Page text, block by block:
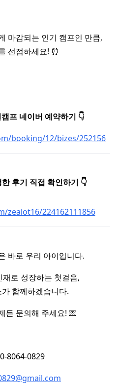
마감되는 인기 캠프인 만큼,
선점하세요! ⏰
프 네이버 예약하기 👇
booking/12/bizes/252156
후기 직접 확인하기 👇
zealot16/224162111856
바로 우리 아이입니다.
로 성장하는 첫걸음,
함께하겠습니다.
든 문의해 주세요! 💌
8064-0829